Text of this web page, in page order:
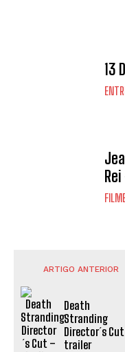
13
ARTIGO ANTERIOR
Death
Stranding
Director´s
trailer